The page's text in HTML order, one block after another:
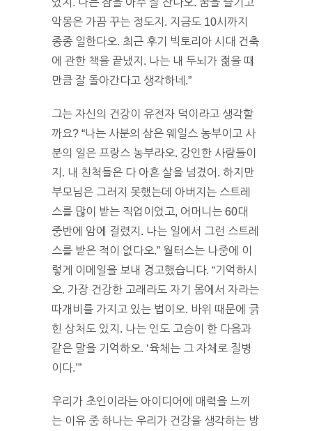
악몽은 가끔 꾸는 정도지. 지금도 10시까지
종종 일한다오. 최근 후기 빅토리아 시대 건축
에 관한 책을 끝냈지. 나는 내 두뇌가 젊을 때
만큼 잘 돌아간다고 생각하네.”
그는 자신의 건강이 유전자 덕이라고 생각할
까요? “나는 사분의 삼은 웨일스 농부이고 사
분의 일은 프랑스 농부라오. 강인한 사람들이
지. 내 친척들은 다 아흔 살을 넘겼어. 하지만
부모님은 그러지 못했는데 아버지는 스트레
스를 많이 받는 직업이었고, 어머니는 60대
중반에 암에 걸렸지. 나는 일에서 그런 스트레
스를 받은 적이 없다오.” 월터스는 나중에 이
렇게 이메일을 보내 경고했습니다. “기억하시
오. 가장 건강한 고래라도 자기 몸에서 자라는
따개비를 가지고 있는 법이오. 바위 때문에 긁
힌 상처도 있지. 나는 인도 고승이 한 다음과
같은 말을 기억하오. ‘육체는 그 자체로 질병
이다.’”
우리가 초인이라는 아이디어에 매력을 느끼
는 이유 중 하나는 우리가 건강을 생각하는 방